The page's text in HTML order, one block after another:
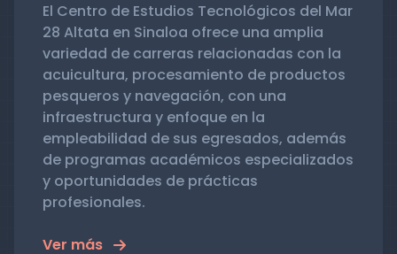
El Centro de Estudios Tecnológicos del Mar
28 Altata en Sinaloa ofrece una amplia
variedad de carreras relacionadas con la
acuicultura, procesamiento de productos
pesqueros y navegación, con una
infraestructura y enfoque en la
empleabilidad de sus egresados, además
de programas académicos especializados
y oportunidades de prácticas
profesionales.
Ver más